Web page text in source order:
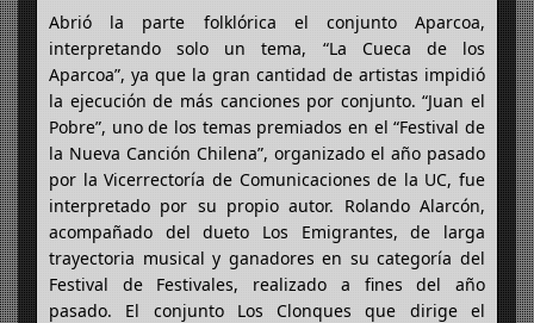
Abrió la parte folklórica el conjunto Aparcoa,
interpretando solo un tema, “La Cueca de los
Aparcoa”, ya que la gran cantidad de artistas impidió
la ejecución de más canciones por conjunto. “Juan el
Pobre”, uno de los temas premiados en el “Festival de
la Nueva Canción Chilena”, organizado el año pasado
por la Vicerrectoría de Comunicaciones de la UC, fue
interpretado por su propio autor. Rolando Alarcón,
acompañado del dueto Los Emigrantes, de larga
trayectoria musical y ganadores en su categoría del
Festival de Festivales, realizado a fines del año
pasado. El conjunto Los Clonques que dirige el